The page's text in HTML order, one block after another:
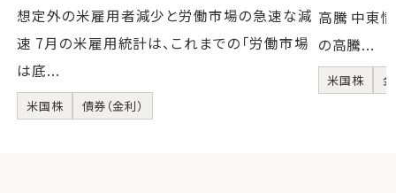
想定外の米雇用者減少と労働市場の急速な減
速 7月の米雇用統計は、これまでの「労働市場
は底...
米国株 債券（金利）
高騰 中東
の高騰...
米国株 金